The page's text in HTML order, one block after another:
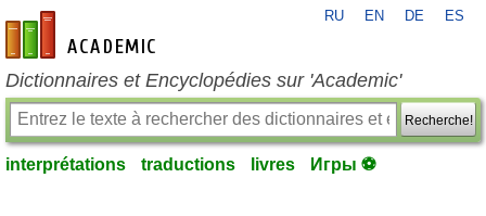
fr-academic.com
RU EN DE ES
Dictionnaires et Encyclopédies sur 'Academic'
Recherche!
interprétations traductions livres Игры ⚽